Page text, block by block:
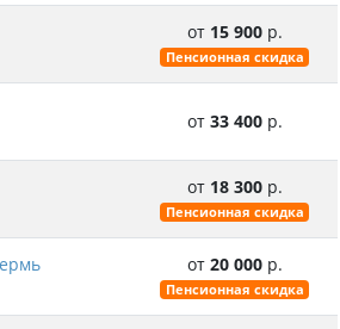
от 15 900р.
Пенсионная скидка
от 33 400р.
от 18 300р.
Пенсионная скидка
от 20 000р.
Пенсионная скидка